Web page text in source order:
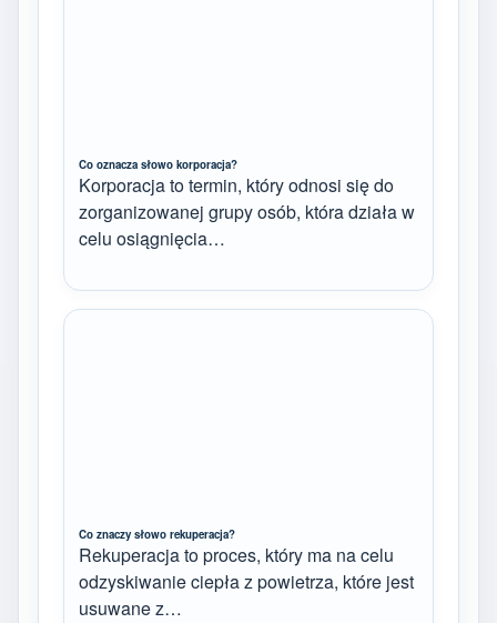
Co oznacza słowo korporacja?
Korporacja to termin, który odnosi się do
zorganizowanej grupy osób, która działa w
celu osiągnięcia…
Co znaczy słowo rekuperacja?
Rekuperacja to proces, który ma na celu
odzyskiwanie ciepła z powietrza, które jest
usuwane z…